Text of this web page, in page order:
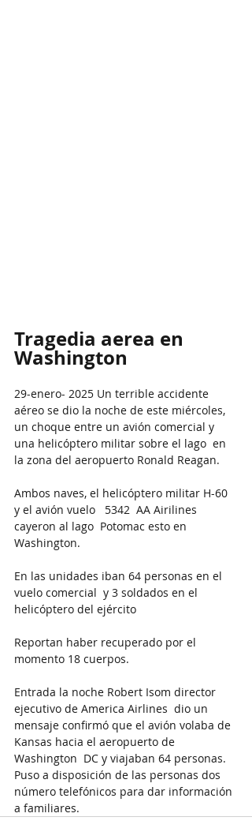
Tragedia aerea en
Washington
29-enero- 2025 Un terrible accidente
aéreo se dio la noche de este miércoles,
un choque entre un avión comercial y
una helicóptero militar sobre el lago  en
la zona del aeropuerto Ronald Reagan.
Ambos naves, el helicóptero militar H-60
y el avión vuelo   5342  AA Airilines
cayeron al lago  Potomac esto en
Washington.
En las unidades iban 64 personas en el
vuelo comercial  y 3 soldados en el
helicóptero del ejército
Reportan haber recuperado por el
momento 18 cuerpos.
Entrada la noche Robert Isom director
ejecutivo de America Airlines  dio un
mensaje confirmó que el avión volaba de
Kansas hacia el aeropuerto de
Washington  DC y viajaban 64 personas.
Puso a disposición de las personas dos
número telefónicos para dar información
a familiares.